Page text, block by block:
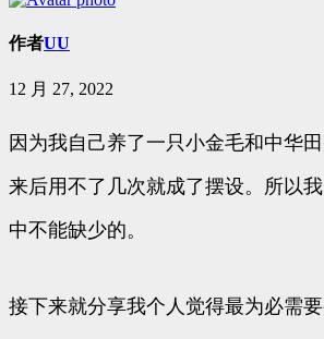
作者UU
12 月 27, 2022
因为我自己养了一只小金毛和中华
来后用不了几次就成了摆设。所以
中不能缺少的。
接下来就分享我个人觉得最为必需